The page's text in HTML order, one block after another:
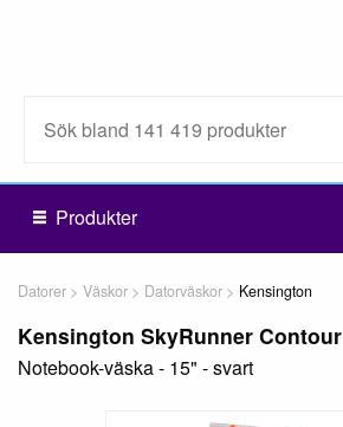
Produkter
Datorer Väskor Datorväskor Kensington
Kensington SkyRunner Contour
Notebook-väska - 15" - svart